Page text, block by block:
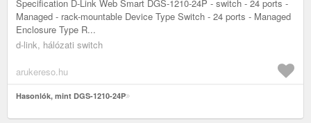
Specification D-Link Web Smart DGS-1210-24P - switch - 24 ports -
Managed - rack-mountable Device Type Switch - 24 ports - Managed
Enclosure Type R...
d-link, hálózati switch
arukereso.hu
Hasonlók, mint DGS-1210-24P